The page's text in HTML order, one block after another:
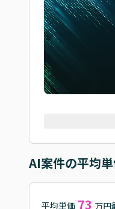
AI案件の平均
平均単価 73 万円